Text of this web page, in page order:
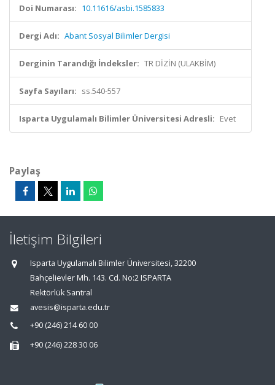
Doi Numarası: 10.11616/asbi.1585833
Dergi Adı: Abant Sosyal Bilimler Dergisi
Derginin Tarandığı İndeksler: TR DİZİN (ULAKBİM)
Sayfa Sayıları: ss.540-557
Isparta Uygulamalı Bilimler Üniversitesi Adresli: Evet
Paylaş
İletişim Bilgileri
Isparta Uygulamalı Bilimler Üniversitesi, 32200
Bahçelievler Mh. 143. Cd. No:2 ISPARTA
Rektörlük Santral
avesis@isparta.edu.tr
+90 (246) 214 60 00
+90 (246) 228 30 06